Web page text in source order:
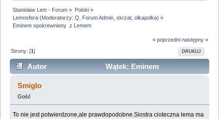
Stanisław Lem - Forum » Polski»
Lemosfera (Moderatorzy:Q Forum Admin ,skrzat ,olkapolka) »
Eminem spokrewniony  z Lemem
« poprzedni następny »
DRUKUJ
Strony: [1]
Autor
Wątek: Eminem
spokrewniony z Lemem (Przeczytany 41287 razy)
Smiglo
Gość
To nie jest potwierdzone,ale prawdopodobne.Siostra cioteczna lema ma